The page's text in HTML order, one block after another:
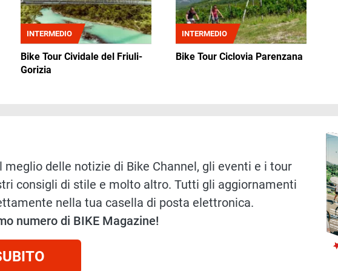
INTERMEDIO
Bike Tour Cividale del Friuli-
Gorizia
INTERMEDIO
Bike Tour Ciclovia Parenzana
meglio delle notizie di Bike Channel, gli eventi e i tour
consigli di stile e molto altro. Tutti gli aggiornamenti
nella tua casella di posta elettronica.
numero di BIKE Magazine!